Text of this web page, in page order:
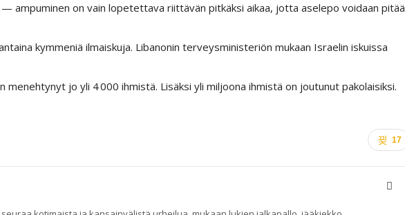
ampuminen on vain lopetettava riittävän pitkäksi aikaa, jotta aselepo voidaan pitää
kymmeniä ilmaiskuja. Libanonin terveysministeriön mukaan Israelin iskuissa
menehtynyt jo yli 4 000 ihmistä. Lisäksi yli miljoona ihmistä on joutunut pakolaisiksi.
17